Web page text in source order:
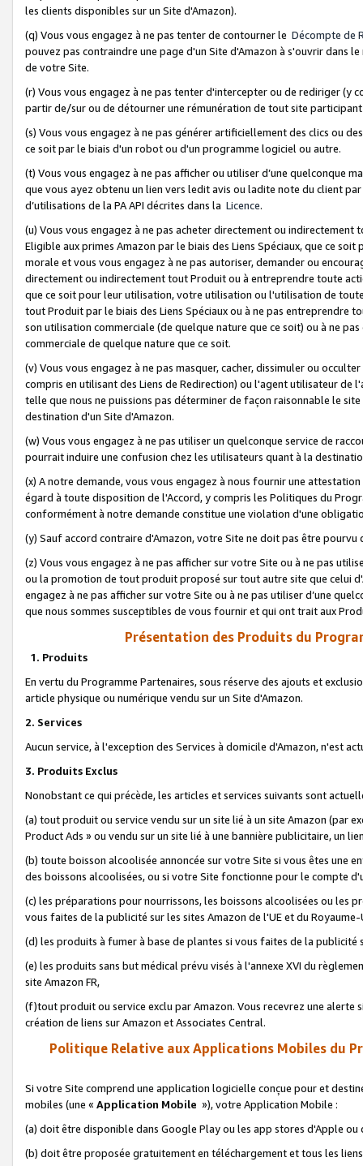
les clients disponibles sur un Site d'Amazon).
(q) Vous vous engagez à ne pas tenter de contourner le Décompte de
pouvez pas contraindre une page d'un Site d'Amazon à s'ouvrir dans
de votre Site.
(r) Vous vous engagez à ne pas tenter d'intercepter ou de rediriger
partir de/sur ou de détourner une rémunération de tout site
(s) Vous vous engagez à ne pas générer artificiellement des clics ou
ce soit par le biais d'un robot ou d'un programme logiciel ou autre.
(t) Vous vous engagez à ne pas afficher ou utiliser d’une quelconque
que vous ayez obtenu un lien vers ledit avis ou ladite note du client
d’utilisations de la PA API décrites dans la Licence.
(u) Vous vous engagez à ne pas acheter directement ou
Eligible aux primes Amazon par le biais des Liens Spéciaux, que ce
morale et vous vous engagez à ne pas autoriser, demander ou
directement ou indirectement tout Produit ou à entreprendre toute
que ce soit pour leur utilisation, votre utilisation ou l'utilisation de
tout Produit par le biais des Liens Spéciaux ou à ne pas entreprendre
son utilisation commerciale (de quelque nature que ce soit) ou à ne
commerciale de quelque nature que ce soit.
(v) Vous vous engagez à ne pas masquer, cacher, dissimuler ou
compris en utilisant des Liens de Redirection) ou l'agent utilisateur
telle que nous ne puissions pas déterminer de façon raisonnable le
destination d'un Site d'Amazon.
(w) Vous vous engagez à ne pas utiliser un quelconque service de
pourrait induire une confusion chez les utilisateurs quant à la
(x) A notre demande, vous vous engagez à nous fournir une
égard à toute disposition de l'Accord, y compris les Politiques du
conformément à notre demande constitue une violation d'une
(y) Sauf accord contraire d'Amazon, votre Site ne doit pas être
(z) Vous vous engagez à ne pas afficher sur votre Site ou à ne pas
ou la promotion de tout produit proposé sur tout autre site que celui
engagez à ne pas afficher sur votre Site ou à ne pas utiliser d’une
que nous sommes susceptibles de vous fournir et qui ont trait aux
Présentation des Produits du
1. Produits
En vertu du Programme Partenaires, sous réserve des ajouts et
article physique ou numérique vendu sur un Site d'Amazon.
2. Services
Aucun service, à l'exception des Services à domicile d'Amazon, n'est
3. Produits Exclus
Nonobstant ce qui précède, les articles et services suivants sont
(a) tout produit ou service vendu sur un site lié à un site Amazon (par
Product Ads » ou vendu sur un site lié à une bannière publicitaire, un
(b) toute boisson alcoolisée annoncée sur votre Site si vous êtes une
des boissons alcoolisées, ou si votre Site fonctionne pour le compte
(c) les préparations pour nourrissons, les boissons alcoolisées ou les
vous faites de la publicité sur les sites Amazon de l'UE et du Royaume-
(d) les produits à fumer à base de plantes si vous faites de la publicité
(e) les produits sans but médical prévu visés à l'annexe XVI du
site Amazon FR,
(f)tout produit ou service exclu par Amazon. Vous recevrez une alerte
création de liens sur Amazon et Associates Central.
Politique Relative aux Applications Mobiles du
Si votre Site comprend une application logicielle conçue pour et
mobiles (une « Application Mobile »), votre Application Mobile :
(a) doit être disponible dans Google Play ou les app stores d'Apple ou
(b) doit être proposée gratuitement en téléchargement et tous les